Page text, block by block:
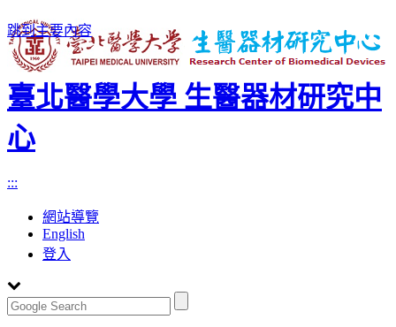
跳到主要內容
臺北醫學大學 生醫器材研究中
心
:::
網站導覽
English
登入